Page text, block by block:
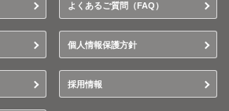
よくあるご質問（FAQ）
個人情報保護方針
採用情報